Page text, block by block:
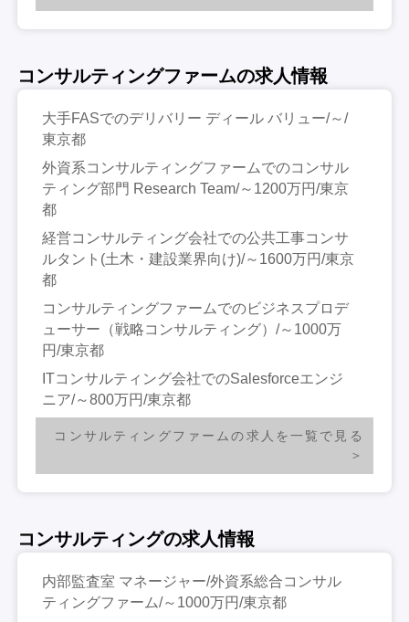
コンサルティングファームの求人情報
大手FASでのデリバリー ディール バリュー/～/
東京都
外資系コンサルティングファームでのコンサル
ティング部門 Research Team/～1200万円/東京
都
経営コンサルティング会社での公共工事コンサ
ルタント(土木・建設業界向け)/～1600万円/東京
都
コンサルティングファームでのビジネスプロデ
ューサー（戦略コンサルティング）/～1000万
円/東京都
ITコンサルティング会社でのSalesforceエンジ
ニア/～800万円/東京都
コンサルティングファームの求人を一覧で見る
コンサルティングの求人情報
内部監査室 マネージャー/外資系総合コンサル
ティングファーム/～1000万円/東京都